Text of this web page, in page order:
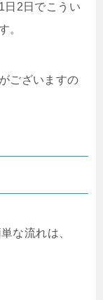
日2日でこうい
。
ございますの
な流れは、